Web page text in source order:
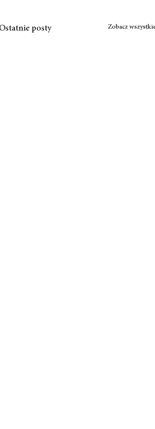
posty Zobacz wszystkie